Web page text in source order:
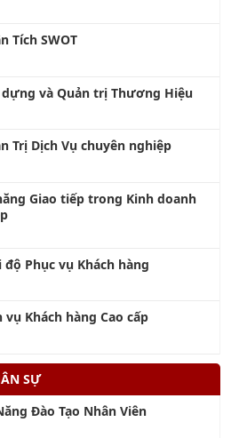
Tích SWOT
dựng và Quản trị Thương Hiệu
Trị Dịch Vụ chuyên nghiệp
Giao tiếp trong Kinh doanh
độ Phục vụ Khách hàng
vụ Khách hàng Cao cấp
SỰ
Đào Tạo Nhân Viên